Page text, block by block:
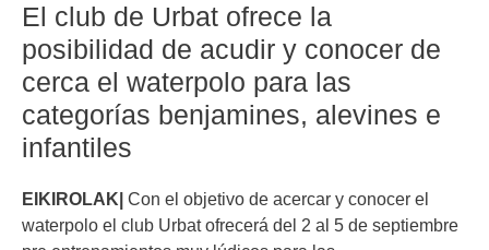
El club de Urbat ofrece la
posibilidad de acudir y conocer de
cerca el waterpolo para las
categorías benjamines, alevines e
infantiles
EIKIROLAK| Con el objetivo de acercar y conocer el
waterpolo el club Urbat ofrecerá del 2 al 5 de septiembre